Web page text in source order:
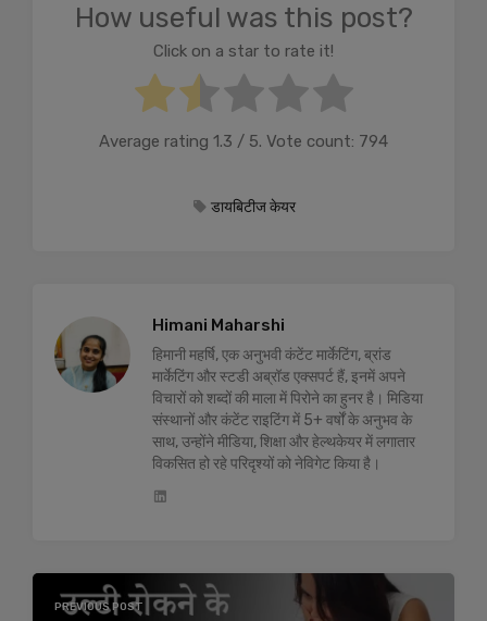
How useful was this post?
Click on a star to rate it!
Average rating 1.3 / 5. Vote count: 794
डायबिटीज केयर
Himani Maharshi
हिमानी महर्षि, एक अनुभवी कंटेंट मार्केटिंग, ब्रांड
मार्केटिंग और स्टडी अब्रॉड एक्सपर्ट हैं, इनमें अपने
विचारों को शब्दों की माला में पिरोने का हुनर है। मिडिया
संस्थानों और कंटेंट राइटिंग में 5+ वर्षों के अनुभव के
साथ, उन्होंने मीडिया, शिक्षा और हेल्थकेयर में लगातार
विकसित हो रहे परिदृश्यों को नेविगेट किया है।
PREVIOUS POST